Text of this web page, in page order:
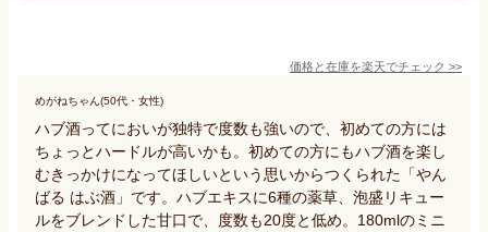
価格と在庫を楽天でチェック >>
めがねちゃん(50代・女性)
ハブ酒ってにおいが独特で度数も強いので、初めての方には
ちょっとハードルが高いかも。初めての方にもハブ酒を楽し
むきっかけになってほしいという思いからつくられた「やん
ばる はぶ酒」です。ハブエキスに6種の薬草、泡盛リキュー
ルをブレンドした甘口で、度数も20度と低め。180mlのミニ